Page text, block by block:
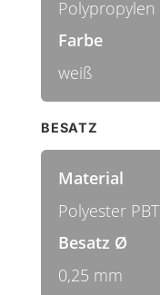
Polypropylen
Farbe
weiß
BESATZ
Material
Polyester PBT
Besatz Ø
0,25 mm